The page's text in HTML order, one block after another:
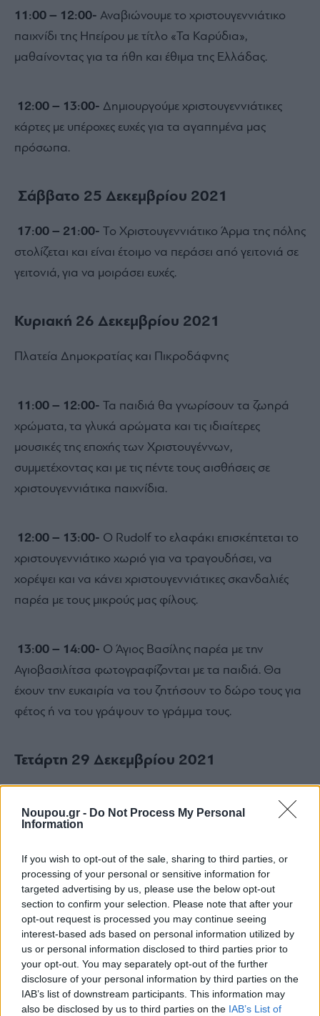
Noupou.gr - Do Not Process My Personal
Information
If you wish to opt-out of the sale, sharing to third parties, or
processing of your personal or sensitive information for
targeted advertising by us, please use the below opt-out
section to confirm your selection. Please note that after your
opt-out request is processed you may continue seeing
interest-based ads based on personal information utilized by
us or personal information disclosed to third parties prior to
your opt-out. You may separately opt-out of the further
disclosure of your personal information by third parties on the
IAB’s list of downstream participants. This information may
also be disclosed by us to third parties on the IAB’s List of
11:00 – 12:00- Αναβιώνουµε το χριστουγεννιάτικο
παιχνίδι της Ηπείρου µε τίτλο «Τα Καρύδια»,
µαθαίνοντας για τα ήθη και έθιµα της Ελλάδας.
12:00 – 13:00- ∆ηµιουργούµε χριστουγεννιάτικες
κάρτες µε υπέροχες ευχές για τα αγαπηµένα µας
πρόσωπα.
Σάββατο 25 Δεκεμβρίου 2021
17:00 – 21:00- Το Χριστουγεννιάτικο Άρµα της πόλης
στολίζεται και είναι έτοιµο να περάσει από γειτονιά σε
γειτονιά, για να µοιράσει ευχές.
Κυριακή 26 Δεκεμβρίου 2021
Πλατεία Δημοκρατίας και Πικροδάφνης
11:00 – 12:00- Τα παιδιά θα γνωρίσουν τα ζωηρά
χρώματα, τα γλυκά αρώματα και τις ιδιαίτερες
μουσικές της εποχής των Χριστουγέννων,
συμμετέχοντας και με τις πέντε τους αισθήσεις σε
χριστουγεννιάτικα παιχνίδια.
12:00 – 13:00- Ο Rudolf το ελαφάκι επισκέπτεται το
χριστουγεννιάτικο χωριό για να τραγουδήσει, να
χορέψει και να κάνει χριστουγεννιάτικες σκανδαλιές
παρέα με τους μικρούς μας φίλους.
13:00 – 14:00- Ο Άγιος Βασίλης παρέα με την
Αγιοβασιλίτσα φωτογραφίζονται με τα παιδιά. Θα
έχουν την ευκαιρία να του ζητήσουν το δώρο τους για
φέτος ή να του γράψουν το γράμμα τους.
Τετάρτη 29 Δεκεμβρίου 2021
παιχνίδι με το χιόνι! Όλοι μαζί θα ενώσουμε τη μαγική
σκόνη του Βορείου Πόλου μαζί με το ισχυρό νερό του
διαστήματος για να φτιάξουμε το πρώτο χιόνι του
χειμώνα. Το παραδίδουμε στο Rudolf το ελαφάκι για
να το στείλει στον ουρανό και να χιονίσει σε χώρες
μακρινές.